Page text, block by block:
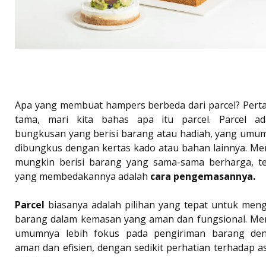
Apa yang membuat hampers berbeda dari parcel?
tama, mari kita bahas apa itu parcel. Parcel
bungkusan yang berisi barang atau hadiah, yang
dibungkus dengan kertas kado atau bahan lainnya.
mungkin berisi barang yang sama-sama berharga,
yang membedakannya adalah cara pengemasannya.
Parcel biasanya adalah pilihan yang tepat untuk
barang dalam kemasan yang aman dan fungsional.
umumnya lebih fokus pada pengiriman barang
aman dan efisien, dengan sedikit perhatian terhadap